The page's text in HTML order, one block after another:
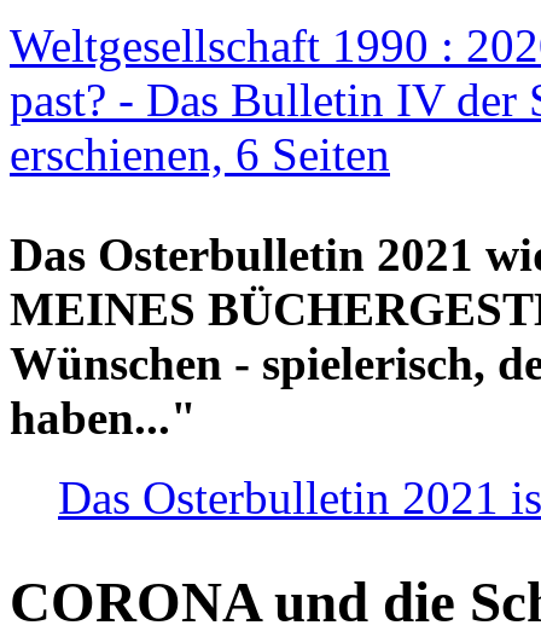
Weltgesellschaft 1990 :
past? - Das Bulletin IV der
erschienen, 6 Seiten
Das Osterbulletin 2021
MEINES
Wünschen - spielerisch,
haben..."
Das Osterbulletin 2021
CORONA und die